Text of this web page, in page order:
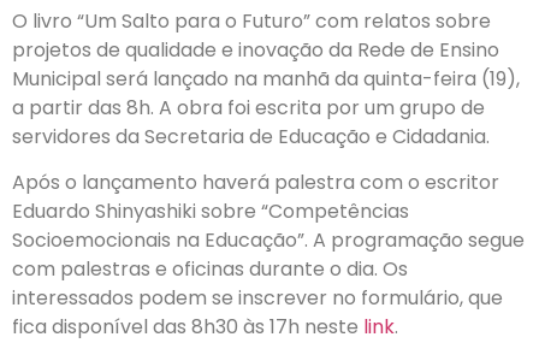
O livro “Um Salto para o Futuro” com relatos sobre
projetos de qualidade e inovação da Rede de Ensino
Municipal será lançado na manhã da quinta-feira (19),
a partir das 8h. A obra foi escrita por um grupo de
servidores da Secretaria de Educação e Cidadania.
Após o lançamento haverá palestra com o escritor
Eduardo Shinyashiki sobre “Competências
Socioemocionais na Educação”. A programação segue
com palestras e oficinas durante o dia. Os
interessados podem se inscrever no formulário, que
fica disponível das 8h30 às 17h neste link.